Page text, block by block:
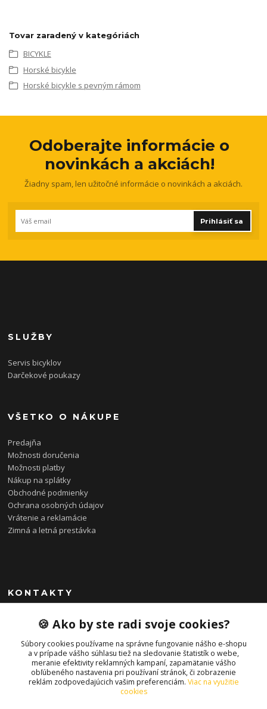
Tovar zaradený v kategóriách
BICYKLE
Horské bicykle
Horské bicykle s pevným rámom
Odoberajte informácie o
novinkách a akciách!
Žiadny spam, len užitočné informácie o novinkách a akciách.
Prihlásiť sa
SLUŽBY
Servis bicyklov
Darčekové poukazy
VŠETKO O NÁKUPE
Predajňa
Možnosti doručenia
Možnosti platby
Nákup na splátky
Obchodné podmienky
Ochrana osobných údajov
Vrátenie a reklamácie
Zimná a letná prestávka
KONTAKTY
0948 085 857
(Ut-Pia 11-19 hod., So 09-14 hod.)
info@bonkybike.sk
🍪 Ako by ste radi svoje cookies?
Súbory cookies používame na správne fungovanie nášho e-shopu
a v prípade vášho súhlasu tiež na sledovanie štatistík o webe,
meranie efektivity reklamných kampaní, zapamätanie vášho
obľúbeného nastavenia pri používaní stránok, či zobrazenie
reklám zodpovedajúcich vašim preferenciám. Viac na využitie
cookies